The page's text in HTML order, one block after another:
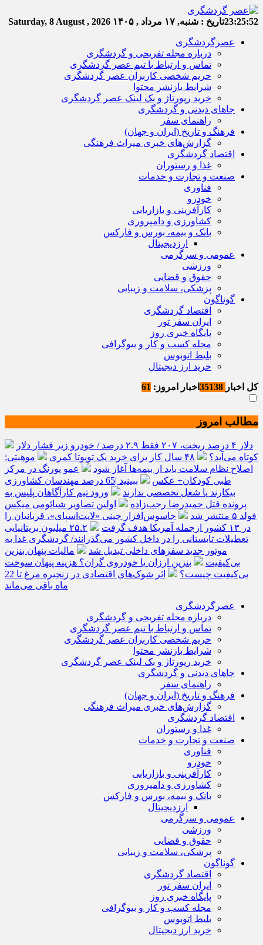
23:25:52تاریخ : شنبه, ۱۷ مرداد , ۱۴۰۵ Saturday, 8 August , 2026
عصرگردشگری
درباره مجله تفریحی و گردشگری
تماس و ارتباط با تیم عصر گردشگری
حریم شخصی کاربران عصر گردشگری
شرایط بازنشر محتوا
خرید رپورتاژ و بک لینک عصر گردشگری
جاهای دیدنی و گردشگری
راهنمای سفر
فرهنگ و تاریخ (ایران و جهان)
گزارش‌های خبری میراث فرهنگی
اقتصاد گردشگری
غذا و رستوران
صنعت و تجارت و خدمات
فناوری
خودرو
کارآفرینی و بازاریابی
کشاورزی و دامپروری
بانک و بیمه، بورس و فارکس
ارزدیجیتال
عمومی و سرگرمی
ورزشی
حقوق و قضایی
پزشکی، سلامت و زیبایی
گوناگون
اقتصاد گردشگری
ایران سفر تور
پایگاه خبری روز
مجله کسب و کار و بیوگرافی
بلیط اتوبوس
خرید ارز دیجیتال
کل اخبار اخبار امروز: 61
مطالب امروز
دلار ۴ درصد ریخت، ۲۰۷ فقط ۲.۹ درصد / خودرو زیر فشار دلار
کوتاه می‌آید؟
۴۸ سال کار برای خرید یک تویوتا کمری
موهبتی:
اصلاح نظام سلامت باید از بیمه‌ها آغاز شود
عمو پورنگ در مرکز
طبی کودکان+ عکس
ببینید |65 درصد مهندسان کشاورزی
بیکارند یا شغل تخصصی ندارند
ورود تیم کارآگاهان پلیس به
پرونده قتل حمیدرضا رجب‌زاده
اولین تصاویر شیائومی میکس
فولد ۵ منتشر شد
جاسوس‌افزار چینی «لایت‌اسپای»، قربانیان را
در ۱۳ کشور ازجمله آمریکا هدف گرفت
۲۵.۲ میلیون بریتانیایی
تعطیلات تابستانی را در داخل کشور می‌گذرانند/ گردشگری غذا به
موتور جدید سفرهای داخلی تبدیل شد
مالیات پنهان بنزین
بی‌کیفیت
بنزین ارزان یا خودروی گران؟ هزینه پنهان سوخت
بی‌کیفیت چیست؟
اثر شوک‌های اقتصادی در زنجیره مرغ تا 22
ماه باقی می‌ماند
عصرگردشگری
درباره مجله تفریحی و گردشگری
تماس و ارتباط با تیم عصر گردشگری
حریم شخصی کاربران عصر گردشگری
شرایط بازنشر محتوا
خرید رپورتاژ و بک لینک عصر گردشگری
جاهای دیدنی و گردشگری
راهنمای سفر
فرهنگ و تاریخ (ایران و جهان)
گزارش‌های خبری میراث فرهنگی
اقتصاد گردشگری
غذا و رستوران
صنعت و تجارت و خدمات
فناوری
خودرو
کارآفرینی و بازاریابی
کشاورزی و دامپروری
بانک و بیمه، بورس و فارکس
ارزدیجیتال
عمومی و سرگرمی
ورزشی
حقوق و قضایی
پزشکی، سلامت و زیبایی
گوناگون
اقتصاد گردشگری
ایران سفر تور
پایگاه خبری روز
مجله کسب و کار و بیوگرافی
بلیط اتوبوس
خرید ارز دیجیتال